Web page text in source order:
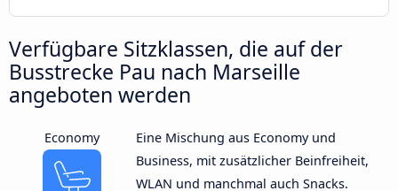
Verfügbare Sitzklassen, die auf der
Busstrecke Pau nach Marseille
angeboten werden
Economy
Eine Mischung aus Economy und
Business, mit zusätzlicher Beinfreiheit,
WLAN und manchmal auch Snacks.